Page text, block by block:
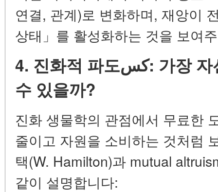
연결, 관계)로 변화하며, 재앙이
상태」를 활성화하는 것을 보여
4. 진화적 파도كس: 가장 자선적인 자가 살아남을
수 있을까?
진화 생물학의 관점에서 무료한
줄이고 자원을 소비하는 것처럼
택(W. Hamilton)과 mutual
같이 설명합니다: